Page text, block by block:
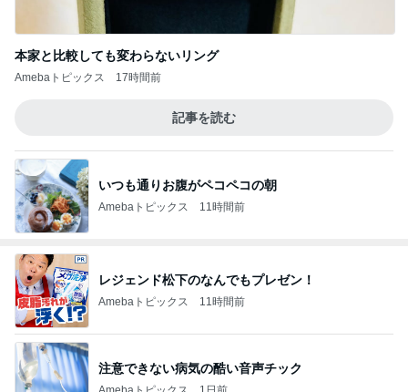
本家と比較しても変わらないリング
Amebaトピックス 17時間前
記事を読む
いつも通りお腹がペコペコの朝
Amebaトピックス 11時間前
レジェンド松下のなんでもプレゼン！
Amebaトピックス 11時間前
注意できない病気の酷い音声チック